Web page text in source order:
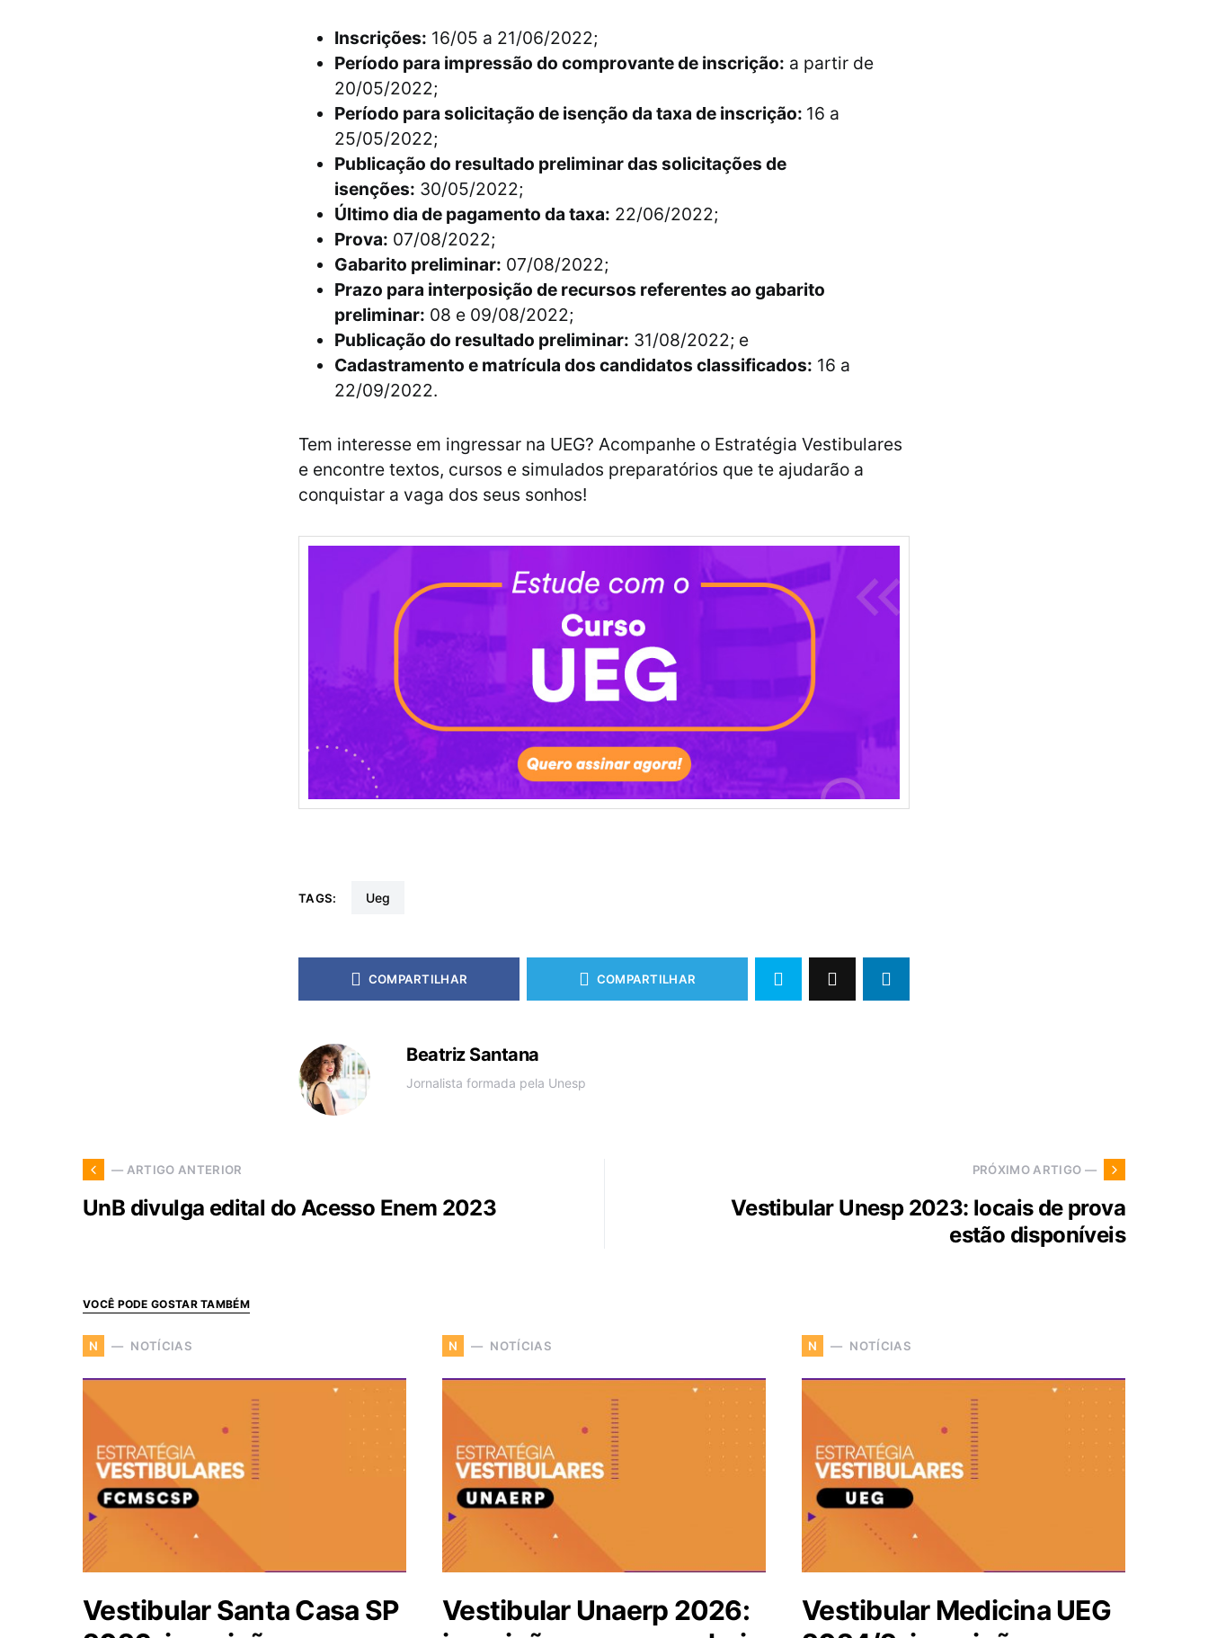
Inscrições: 16/05 a 21/06/2022;
Período para impressão do comprovante de inscrição: a partir de
20/05/2022;
Período para solicitação de isenção da taxa de inscrição: 16 a
25/05/2022;
Publicação do resultado preliminar das solicitações de
isenções: 30/05/2022;
Último dia de pagamento da taxa: 22/06/2022;
Prova: 07/08/2022;
Gabarito preliminar: 07/08/2022;
Prazo para interposição de recursos referentes ao gabarito
preliminar: 08 e 09/08/2022;
Publicação do resultado preliminar: 31/08/2022; e
Cadastramento e matrícula dos candidatos classificados: 16 a
22/09/2022.
Tem interesse em ingressar na UEG? Acompanhe o Estratégia Vestibulares
e encontre textos, cursos e simulados preparatórios que te ajudarão a
conquistar a vaga dos seus sonhos!
TAGS: ueg
COMPARTILHAR COMPARTILHAR
Beatriz Santana
Jornalista formada pela Unesp
— ARTIGO ANTERIOR
UnB divulga edital do Acesso Enem 2023
PRÓXIMO ARTIGO —
Vestibular Unesp 2023: locais de prova
estão disponíveis
VOCÊ PODE GOSTAR TAMBÉM
N NOTÍCIAS
Vestibular Santa Casa SP
N NOTÍCIAS
Vestibular Unaerp 2026:
N NOTÍCIAS
Vestibular Medicina UEG